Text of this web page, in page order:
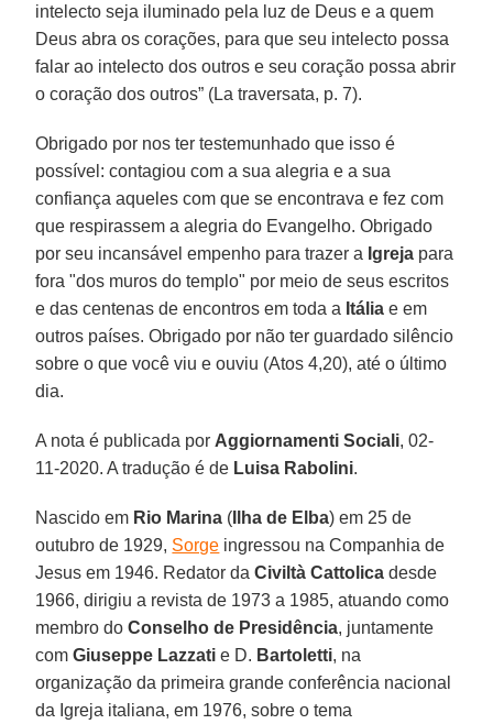
intelecto seja iluminado pela luz de Deus e a quem
Deus abra os corações, para que seu intelecto possa
falar ao intelecto dos outros e seu coração possa abrir
o coração dos outros” (La traversata, p. 7).
Obrigado por nos ter testemunhado que isso é
possível: contagiou com a sua alegria e a sua
confiança aqueles com que se encontrava e fez com
que respirassem a alegria do Evangelho. Obrigado
por seu incansável empenho para trazer a Igreja para
fora "dos muros do templo" por meio de seus escritos
e das centenas de encontros em toda a Itália e em
outros países. Obrigado por não ter guardado silêncio
sobre o que você viu e ouviu (Atos 4,20), até o último
dia.
A nota é publicada por Aggiornamenti Sociali, 02-
11-2020. A tradução é de Luisa Rabolini.
Nascido em Rio Marina ( Ilha de Elba) em 25 de
outubro de 1929, Sorge ingressou na Companhia de
Jesus em 1946. Redator daCiviltà Cattolica desde
1966, dirigiu a revista de 1973 a 1985, atuando como
membro doConselho de Presidência, juntamente
comGiuseppe Lazzati e D. Bartoletti, na
organização da primeira grande conferência nacional
da Igreja italiana, em 1976, sobre o tema